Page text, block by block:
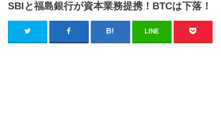
SBIと福島銀行が資本業務提携！BTCは下落！
LINE